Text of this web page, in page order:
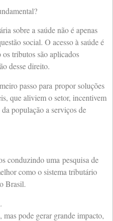
sobre a saúde não é apenas
social. O acesso à saúde é
tributos são aplicados
desse direito.
passo para propor soluções
que aliviem o setor, incentivem
população a serviços de
conduzindo uma pesquisa de
como o sistema tributário
Brasil.
pode gerar grande impacto,